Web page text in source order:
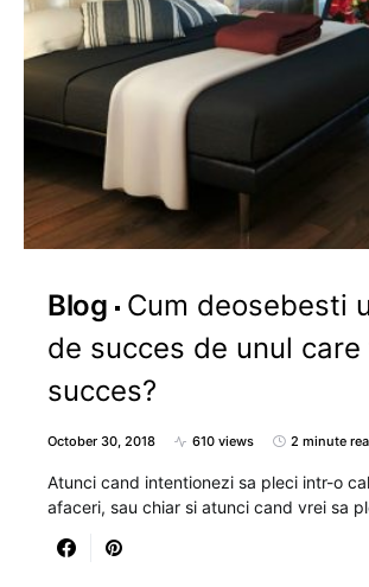
Blog
Cum deosebesti
de succes de unul care
succes?
October 30, 2018 610 views 2 minute
Atunci cand intentionezi sa pleci intr-o
afaceri, sau chiar si atunci cand vrei sa